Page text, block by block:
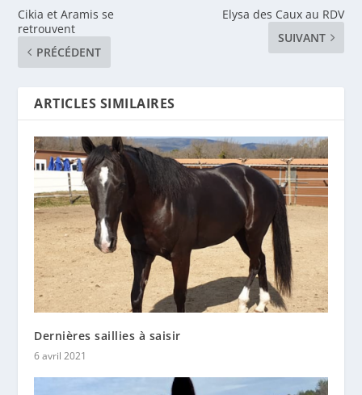
Cikia et Aramis se
retrouvent
PRÉCÉDENT
Elysa des Caux au RDV
SUIVANT
ARTICLES SIMILAIRES
Dernières saillies à saisir
6 avril 2021